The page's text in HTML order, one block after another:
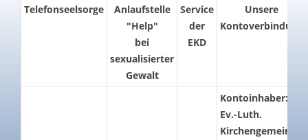
Telefonseelsorge
Anlaufstelle
"Help"
bei
sexualisierter
Gewalt
Service
der
EKD
Unsere
Kontoverbindung
Kontoinhaber:
Ev.-Luth.
Kirchengemeinde